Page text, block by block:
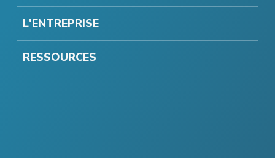
L'ENTREPRISE
RESSOURCES